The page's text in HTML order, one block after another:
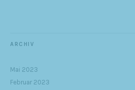
ARCHIV
Mai 2023
Februar 2023